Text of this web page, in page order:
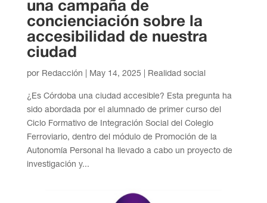
una campaña de
concienciación sobre la
accesibilidad de nuestra
ciudad
por Redacción May 14, 2025 Realidad social
¿Es Córdoba una ciudad accesible? Esta pregunta ha
sido abordada por el alumnado de primer curso del
Ciclo Formativo de Integración Social del Colegio
Ferroviario, dentro del módulo de Promoción de la
Autonomía Personal ha llevado a cabo un proyecto de
investigación y...